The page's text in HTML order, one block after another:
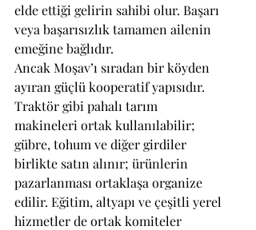
elde ettiği gelirin sahibi olur. Başarı
veya başarısızlık tamamen ailenin
emeğine bağlıdır.
Ancak Moşav’ı sıradan bir köyden
ayıran güçlü kooperatif yapısıdır.
Traktör gibi pahalı tarım
makineleri ortak kullanılabilir;
gübre, tohum ve diğer girdiler
birlikte satın alınır; ürünlerin
pazarlanması ortaklaşa organize
edilir. Eğitim, altyapı ve çeşitli yerel
hizmetler de ortak komiteler